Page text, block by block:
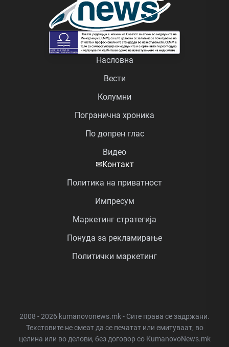
Насловна
Вести
Колумни
Погранична хроника
По допрен глас
Видео
✉Контакт
Политика на приватност
Импресум
Маркетинг стратегија
Понуда за рекламирање
Политички маркетинг
2008 - 2026 kumanovonews.mk - Сите права се задржани.
Текстовите не смеат да се печатат или емитуваат, во
целина или во делови, без договор со KumanovoNews.mk